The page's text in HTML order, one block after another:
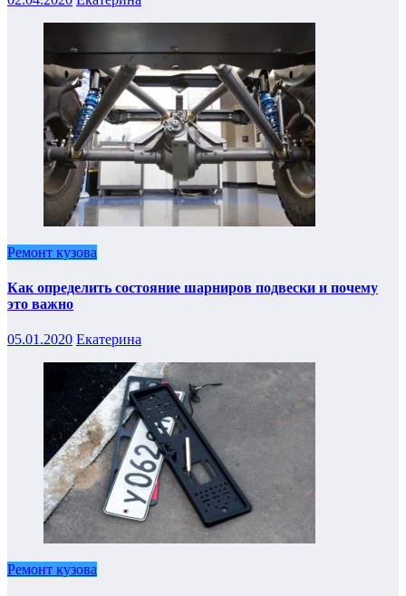
Ремонт кузова
Как определить состояние шарниров подвески и почему
это важно
05.01.2020 Екатерина
Ремонт кузова